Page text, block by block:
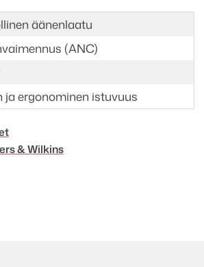
äänenlaatu
(ANC)
ja ergonominen istuvuus
& Wilkins